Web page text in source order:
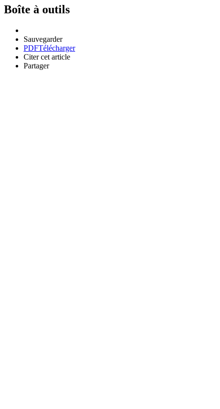
Boîte à outils
Sauvegarder
PDFTélécharger
Citer cet article
Partager